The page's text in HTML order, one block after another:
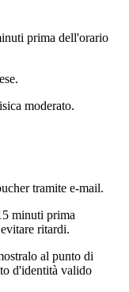
prima dell'orario
moderato.
tramite e-mail.
minuti prima
ritardi.
al punto di
d'identità valido